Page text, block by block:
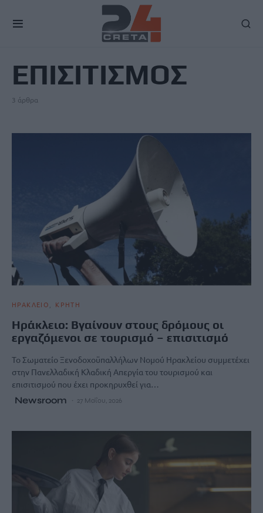
ΕΠΙΣΙΤΙΣΜΟΣ
3 άρθρα
ΗΡΑΚΛΕΙΟ ΚΡΗΤΗ
Hράκλειο: Βγαίνουν στους δρόμους οι
εργαζόμενοι σε τουρισμό – επισιτισμό
Το Σωματείο Ξενοδοχοϋπαλλήλων Νομού Ηρακλείου συμμετέχει
στην Πανελλαδική Κλαδική Απεργία του τουρισμού και
επισιτισμού που έχει προκηρυχθεί για…
Newsroom 27 Μαΐου, 2026